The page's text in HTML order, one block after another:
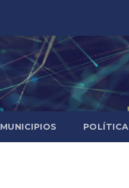
MUNICIPIOS POLÍTICA